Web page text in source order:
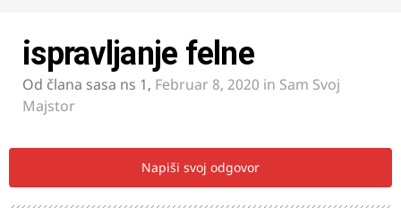
ispravljanje felne
Od člana sasa ns 1, Februar 8, 2020 in Sam Svoj
Majstor
Napiši svoj odgovor